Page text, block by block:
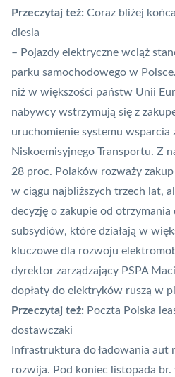
Przeczytaj też: Coraz bliżej
diesla
– Pojazdy elektryczne wciąż
parku samochodowego w
niż w większości państw Unii
nabywcy wstrzymują się z
uruchomienie systemu wsparcia
Niskoemisyjnego Transportu. Z
28 proc. Polaków rozważy
w ciągu najbliższych trzech lat,
decyzję o zakupie od
subsydiów, które działają w
kluczowe dla rozwoju
dyrektor zarządzający PSPA
dopłaty do elektryków ruszą w
Przeczytaj też: Poczta Polska
dostawczaki
Infrastruktura do ładowania aut
rozwija. Pod koniec listopada